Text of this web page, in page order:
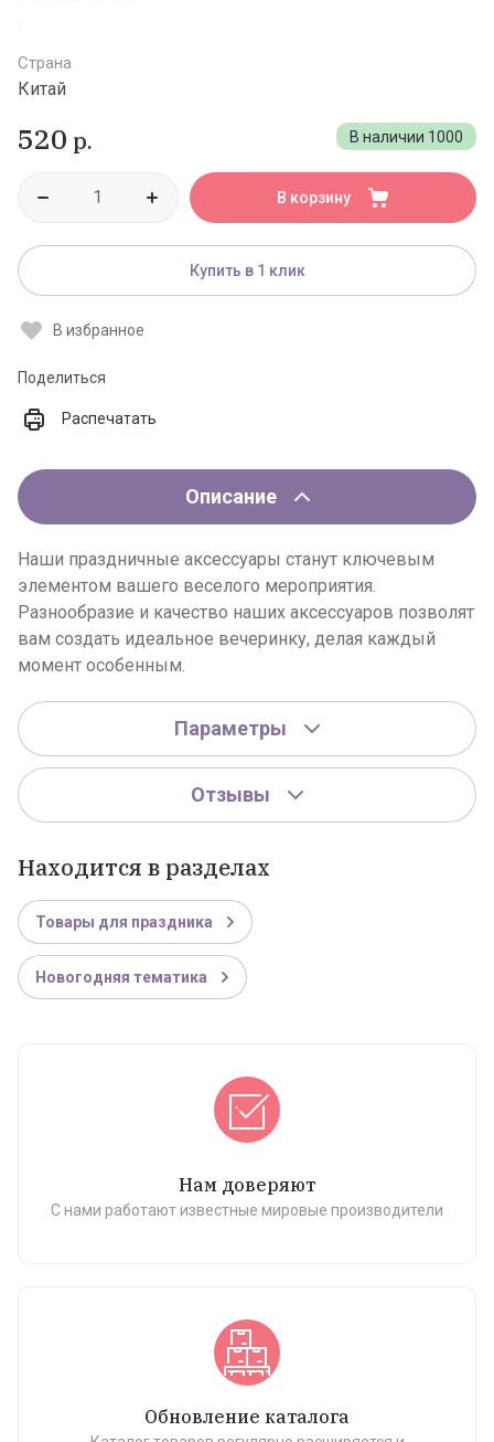
Страна
Китай
В наличии 1000
520 р.
В корзину
Купить в 1 клик
В избранное
Поделиться
Распечатать
Описание
Наши праздничные аксессуары станут ключевым
элементом вашего веселого мероприятия.
Разнообразие и качество наших аксессуаров позволят
вам создать идеальное вечеринку, делая каждый
момент особенным.
Параметры
Отзывы
Находится в разделах
Товары для праздника
Новогодняя тематика
Нам доверяют
С нами работают известные мировые производители
Обновление каталога